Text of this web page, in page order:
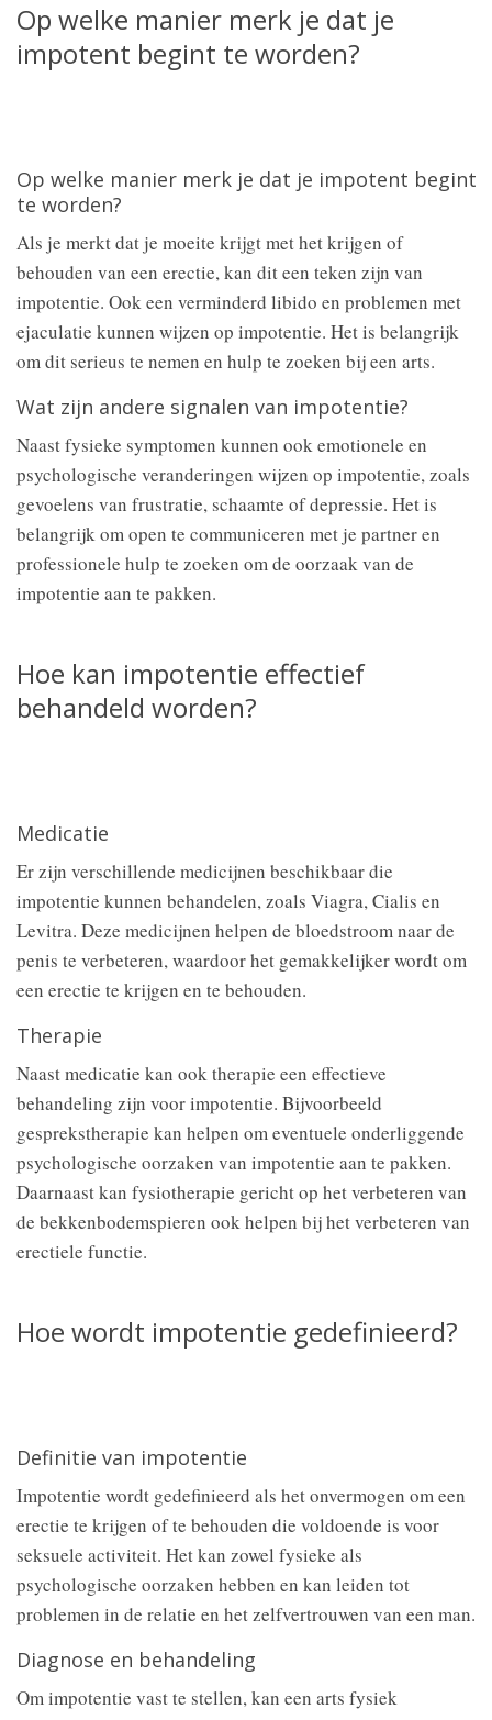
Op welke manier merk je dat je
impotent begint te worden?
Op welke manier merk je dat je impotent begint
te worden?
Als je merkt dat je moeite krijgt met het krijgen of
behouden van een erectie, kan dit een teken zijn van
impotentie. Ook een verminderd libido en problemen met
ejaculatie kunnen wijzen op impotentie. Het is belangrijk
om dit serieus te nemen en hulp te zoeken bij een arts.
Wat zijn andere signalen van impotentie?
Naast fysieke symptomen kunnen ook emotionele en
psychologische veranderingen wijzen op impotentie, zoals
gevoelens van frustratie, schaamte of depressie. Het is
belangrijk om open te communiceren met je partner en
professionele hulp te zoeken om de oorzaak van de
impotentie aan te pakken.
Hoe kan impotentie effectief
behandeld worden?
Medicatie
Er zijn verschillende medicijnen beschikbaar die
impotentie kunnen behandelen, zoals Viagra, Cialis en
Levitra. Deze medicijnen helpen de bloedstroom naar de
penis te verbeteren, waardoor het gemakkelijker wordt om
een erectie te krijgen en te behouden.
Therapie
Naast medicatie kan ook therapie een effectieve
behandeling zijn voor impotentie. Bijvoorbeeld
gesprekstherapie kan helpen om eventuele onderliggende
psychologische oorzaken van impotentie aan te pakken.
Daarnaast kan fysiotherapie gericht op het verbeteren van
de bekkenbodemspieren ook helpen bij het verbeteren van
erectiele functie.
Hoe wordt impotentie gedefinieerd?
Definitie van impotentie
Impotentie wordt gedefinieerd als het onvermogen om een
erectie te krijgen of te behouden die voldoende is voor
seksuele activiteit. Het kan zowel fysieke als
psychologische oorzaken hebben en kan leiden tot
problemen in de relatie en het zelfvertrouwen van een man.
Diagnose en behandeling
Om impotentie vast te stellen, kan een arts fysiek